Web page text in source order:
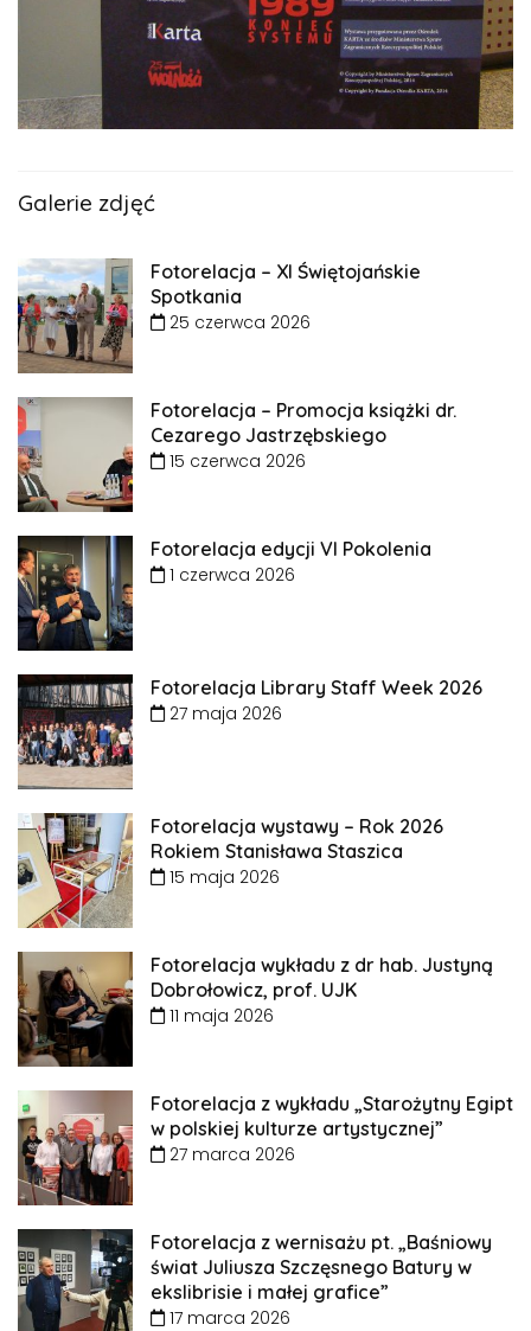
Galerie zdjęć
Fotorelacja – XI Świętojańskie
Spotkania
25 czerwca 2026
Fotorelacja – Promocja książki dr.
Cezarego Jastrzębskiego
15 czerwca 2026
Fotorelacja edycji VI Pokolenia
1 czerwca 2026
Fotorelacja Library Staff Week 2026
27 maja 2026
Fotorelacja wystawy – Rok 2026
Rokiem Stanisława Staszica
15 maja 2026
Fotorelacja wykładu z dr hab. Justyną
Dobrołowicz, prof. UJK
11 maja 2026
Fotorelacja z wykładu „Starożytny Egipt
w polskiej kulturze artystycznej”
27 marca 2026
Fotorelacja z wernisażu pt. „Baśniowy
świat Juliusza Szczęsnego Batury w
ekslibrisie i małej grafice”
17 marca 2026